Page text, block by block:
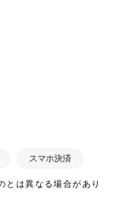
スマホ決済
とは異なる場合があり